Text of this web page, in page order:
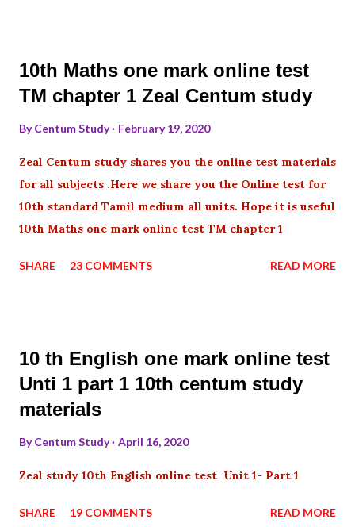
10th Maths one mark online test
TM chapter 1 Zeal Centum study
ByCentum Study February 19, 2020
Zeal Centum study shares you the online test materials
for all subjects .Here we share you the Online test for
10th standard Tamil medium all units. Hope it is useful
10th Maths one mark online test TM chapter 1
SHARE 23 COMMENTS READ MORE
10 th English one mark online test
Unti 1 part 1 10th centum study
materials
ByCentum Study April 16, 2020
Zeal study 10th English online test Unit 1- Part 1
SHARE 19 COMMENTS READ MORE